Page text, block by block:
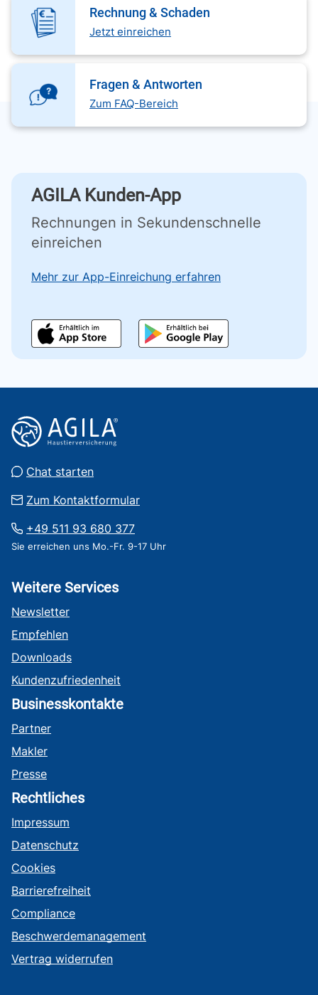
Rechnung & Schaden
Jetzt einreichen
Fragen & Antworten
Zum FAQ-Bereich
AGILA Kunden-App
Rechnungen in Sekundenschnelle
einreichen
Mehr zur App-Einreichung erfahren